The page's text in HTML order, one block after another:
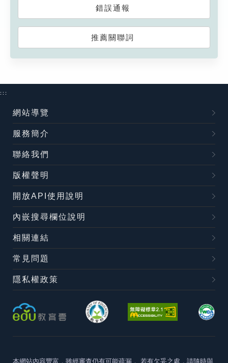
錯誤通報
推薦關聯詞
:::
網站導覽
服務簡介
聯絡我們
版權聲明
開放API使用說明
內嵌搜尋欄位說明
相關連結
常見問題
隱私權政策
本網站內容豐富，雖經審查仍有可能疏漏， 若有欠妥之處，請隨時與